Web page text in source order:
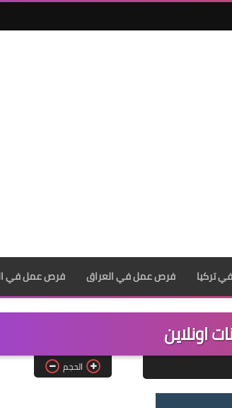
تركيا فرص عمل في العراق فرص عمل في
اونلاين
الحجم